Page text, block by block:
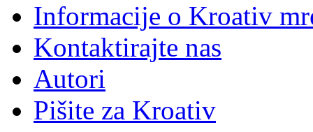
Informacije o Kroativ
Kontaktirajte nas
Autori
Pišite za Kroativ